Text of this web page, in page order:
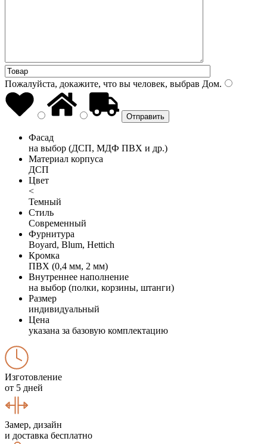
Пожалуйста, докажите, что вы человек, выбрав Дом.
Фасад
на выбор (ДСП, МДФ ПВХ и др.)
Материал корпуса
ДСП
Цвет
<
Темный
Стиль
Современный
Фурнитура
Boyard, Blum, Hettich
Кромка
ПВХ (0,4 мм, 2 мм)
Внутреннее наполнение
на выбор (полки, корзины, штанги)
Размер
индивидуальный
Цена
указана за базовую комплектацию
Изготовление
от 5 дней
Замер, дизайн
и доставка бесплатно